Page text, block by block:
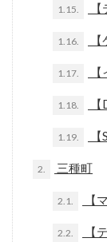
1.15.
1.16.
1.17.
1.18.
1.19.
2. 三種町
2.1. 【
2.2. 【